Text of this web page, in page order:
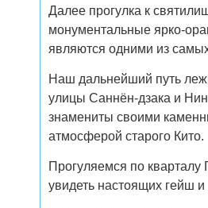
Далее прогулка к
монументальные ярко-
являются одними из
Наш дальнейший путь
улицы Саннён-дзака и
знамениты своими
атмосферой старого Кито.
Прогуляемся по кварталу
увидеть настоящих гейш и